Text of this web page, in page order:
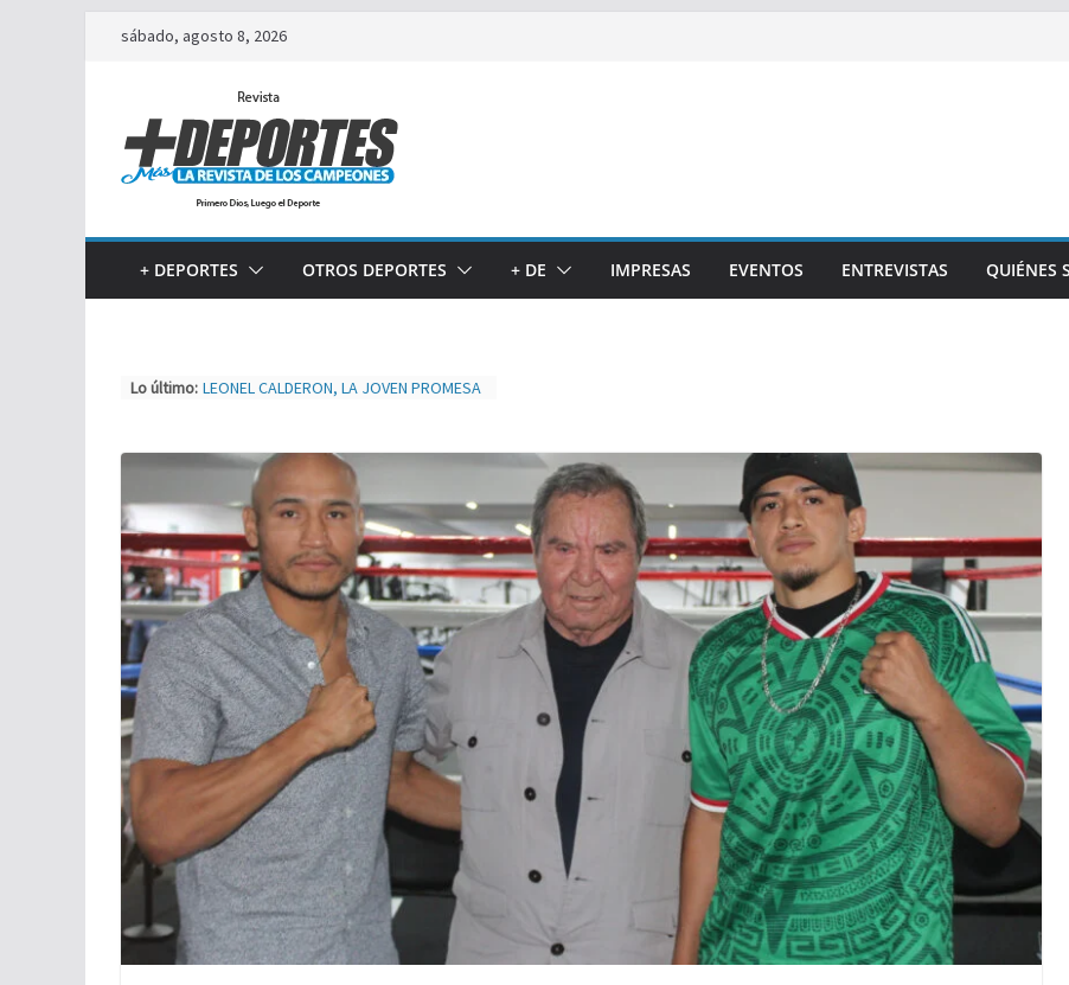
Saltarsábado, agosto 8, 2026
+ DEPORTES OTROS DEPORTES + DE IMPRESAS EVENTOS ENTREVISTAS QUIÉNES
Lo último: LEONEL CALDERON, LA JOVEN PROMESA
MXL
NUEVA ERA MAGFED SE CORONA EN
TORNEO DE PAINTBALL
BOXEO INTERNACIONAL
XOLOS LOGRA TRES PUNTOS MAS